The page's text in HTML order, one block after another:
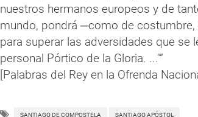
nuestros hermanos europeos y de
mundo, pondrá ─como de
para superar las adversidades que se
personal Pórtico de la Gloria. ..."
[Palabras del Rey en la Ofrenda
SANTIAGO DE COMPOSTELA SANTIAGO APÓSTOL